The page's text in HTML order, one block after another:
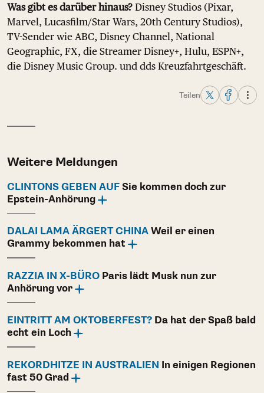
Was gibt es darüber hinaus? Disney Studios (Pixar,
Marvel, Lucasfilm/Star Wars, 20th Century Studios),
TV-Sender wie ABC, Disney Channel, National
Geographic, FX, die Streamer Disney+, Hulu, ESPN+,
die Disney Music Group. und dds Kreuzfahrtgeschäft.
Teilen
Weitere Meldungen
CLINTONS GEBEN AUF Sie kommen doch zur
Epstein-Anhörung
DALAI LAMA ÄRGERT CHINA Weil er einen
Grammy bekommen hat
RAZZIA IN X-BÜRO Paris lädt Musk nun zur
Anhörung vor
EINTRITT AM OKTOBERFEST? Da hat der Spaß bald
echt ein Loch
REKORDHITZE IN AUSTRALIEN In einigen Regionen
fast 50 Grad